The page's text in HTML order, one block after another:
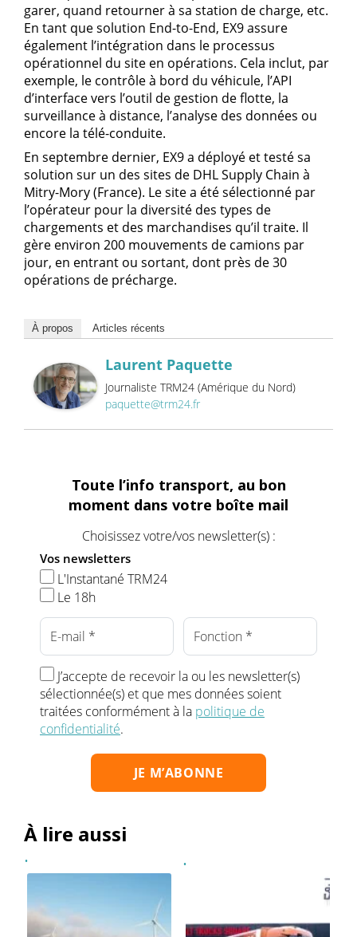
garer, quand retourner à sa station de charge, etc.
En tant que solution End-to-End, EX9 assure
également l’intégration dans le processus
opérationnel du site en opérations. Cela inclut, par
exemple, le contrôle à bord du véhicule, l’API
d’interface vers l’outil de gestion de flotte, la
surveillance à distance, l’analyse des données ou
encore la télé-conduite.
En septembre dernier, EX9 a déployé et testé sa
solution sur un des sites de DHL Supply Chain à
Mitry-Mory (France). Le site a été sélectionné par
l’opérateur pour la diversité des types de
chargements et des marchandises qu’il traite. Il
gère environ 200 mouvements de camions par
jour, en entrant ou sortant, dont près de 30
opérations de précharge.
À propos Articles récents
Laurent Paquette
Journaliste TRM24 (Amérique du Nord)
paquette@trm24.fr
Toute l’info transport, au bon
moment dans votre boîte mail
Choisissez votre/vos newsletter(s) :
Vos newsletters
L'Instantané TRM24
Le 18h
J’accepte de recevoir la ou les newsletter(s)
sélectionnée(s) et que mes données soient
traitées conformément à la politique de
confidentialité.
À lire aussi